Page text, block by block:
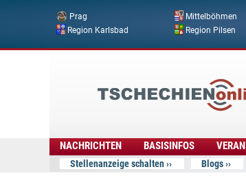
Prag Mittelböhmen
Region Karlsbad
Region Pilsen
Online
NACHRICHTEN BASISINFOS
Stellenanzeige schalten Blogs